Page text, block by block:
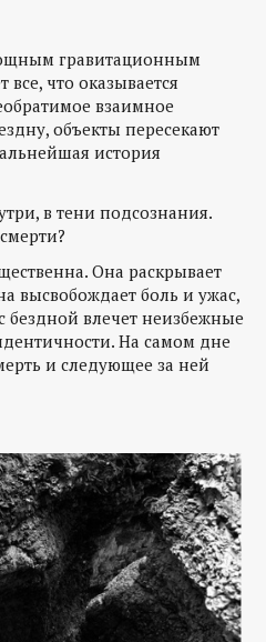
гравитационным
что оказывается
взаимное
объекты пересекают
история
в тени подсознания.
Она раскрывает
высвобождает боль и ужас,
бездной влечет неизбежные
На самом дне
и следующее за ней